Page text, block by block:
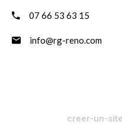
07 66 53 63 15
info@rg-reno.com
creer-un-